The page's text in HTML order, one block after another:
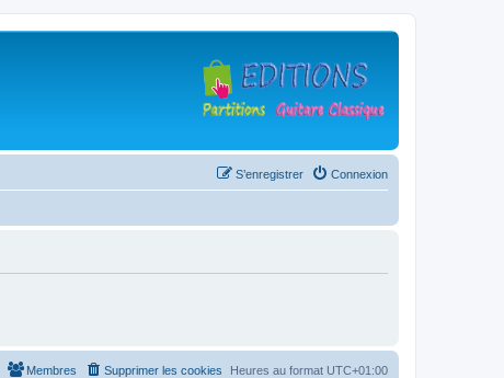
Connexion
S’enregistrer
Heures au format UTC+01:00
Supprimer les cookies
Membres